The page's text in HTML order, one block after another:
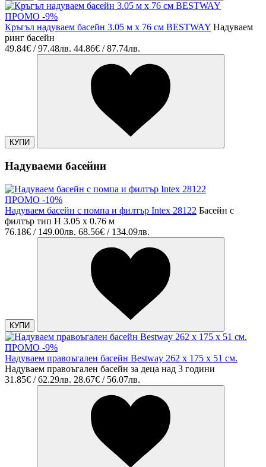
ПРОМО -9%
Кръгъл надуваем басейн 3.05 м x 76 см BESTWAY Надуваем
ринг басейн
49.84€ / 97.48лв. 44.86€ / 87.74лв.
КУПИ
Надуваеми басейни
ПРОМО -10%
Надуваем басейн с помпа и филтър Intex 28122 Басейн с
филтър тип H 3.05 х 0.76 м
76.18€ / 149.00лв. 68.56€ / 134.09лв.
КУПИ
ПРОМО -9%
Надуваем правоъгален басейн Bestway 262 х 175 х 51 см.
Надуваем правоъгален басейн за деца над 3 години
31.85€ / 62.29лв. 28.67€ / 56.07лв.